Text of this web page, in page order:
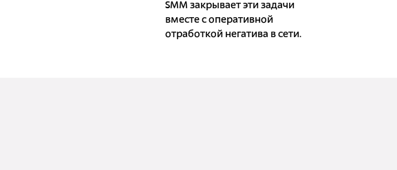
SMM закрывает эти задачи
вместе с оперативной
отработкой негатива в сети.